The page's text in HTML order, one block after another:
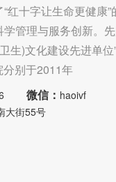
红十字让生命更健康
管理与服务创新。
生)文化建设先进单
分别于2011年
微信： haoivf
大街55号